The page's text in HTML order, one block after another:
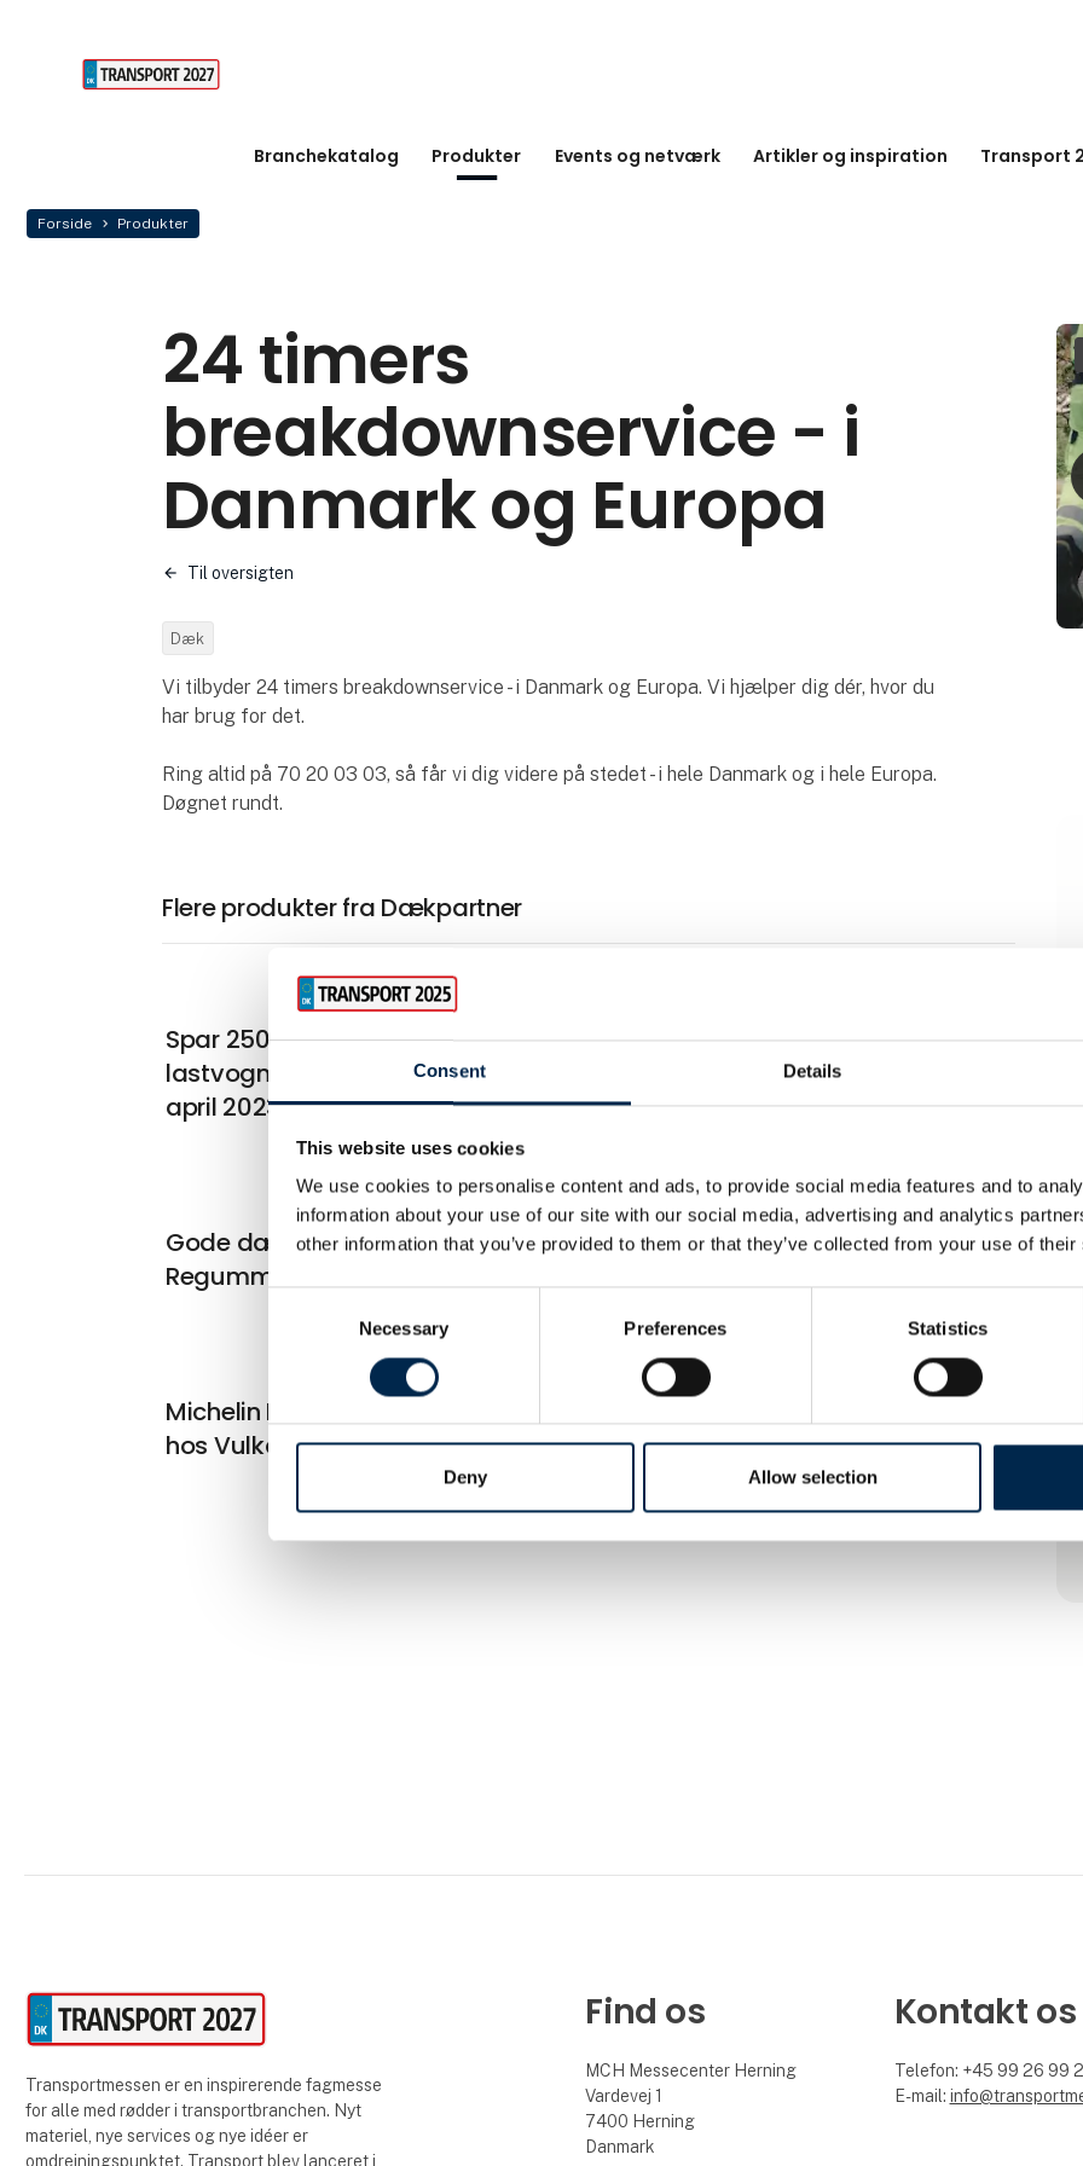
Consent Details
This website uses cookies
We use cookies to personalise content and ads, to provide social media features and to
information about your use of our site with our social media, advertising and analytics
other information that you’ve provided to them or that they’ve collected from your use of
Necessary Preferences Statistics
Deny Allow selection
Branchekatalog Produkter Events og netværk Artikler og inspiration Transport
Forside Produkter
24 timers
breakdownservice - i
Danmark og Europa
Til oversigten
Dæk
Vi tilbyder 24 timers breakdownservice - i Danmark og Europa. Vi hjælper dig dér, hvor du
har brug for det.
Ring altid på 70 20 03 03, så får vi dig videre på stedet - i hele Danmark og i hele Europa.
Døgnet rundt.
Flere produkter fra Dækpartner
Spar 250 kr. på nye Michelin
lastvognsdæk - frem til 24.
april 2023.
Dæk til lastbiler - fra de bedste
Gode dæk har mere end ét liv:
Regummiering
Flere kilometer for færre penge:
Michelin Recamic produceres
hos Vulkan i Randers
skyldes forkert dæktryk
Transportmessen er en inspirerende fagmesse
for alle med rødder i transportbranchen. Nyt
materiel, nye services og nye idéer er
omdrejningspunktet. Transport blev lanceret i
Find os
MCH Messecenter Herning
Vardevej 1
7400 Herning
Danmark
Kontakt os
Telefon: +45 99 26 99
E-mail: